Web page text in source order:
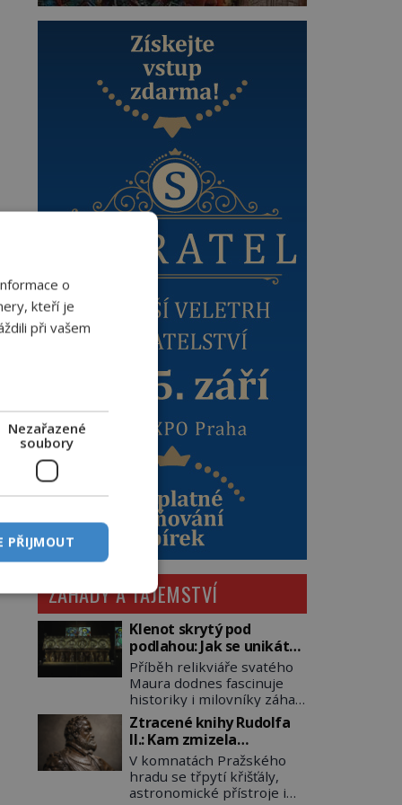
ZÁHADY A TAJEMSTVÍ
Klenot skrytý pod
podlahou: Jak se unikátní
románský poklad dostal
do zapadlého Bečova?
Příběh relikviáře svatého
Maura dodnes fascinuje
historiky i milovníky záhad
po celém světě. Tato
románská zlatnická
památka ze 13. století je
po českých korunovačních
klenotech druhým
nejcennějším movitým
Ztracené knihy Rudolfa
II.: Kam zmizela
nejzáhadnější knihovna
Evropy?
V komnatách Pražského
hradu se třpytí křišťály,
astronomické přístroje i
o
kteří je
při vašem
Nezařazené
soubory
PŘIJMOUT